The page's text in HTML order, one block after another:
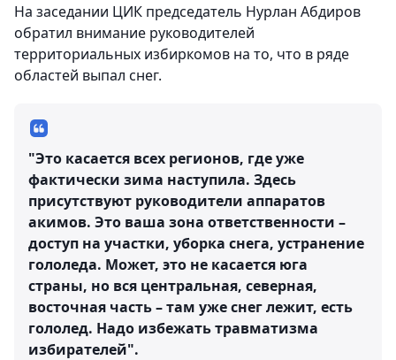
На заседании ЦИК председатель Нурлан Абдиров
обратил внимание руководителей
территориальных избиркомов на то, что в ряде
областей выпал снег.
"Это касается всех регионов, где уже
фактически зима наступила. Здесь
присутствуют руководители аппаратов
акимов. Это ваша зона ответственности –
доступ на участки, уборка снега, устранение
гололеда. Может, это не касается юга
страны, но вся центральная, северная,
восточная часть – там уже снег лежит, есть
гололед. Надо избежать травматизма
избирателей".